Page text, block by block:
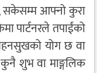
सकेसम्म आफ्नो कुरा
पार्टनरले तपाईंको
योग छ वा
शुभ वा माङ्गलिक